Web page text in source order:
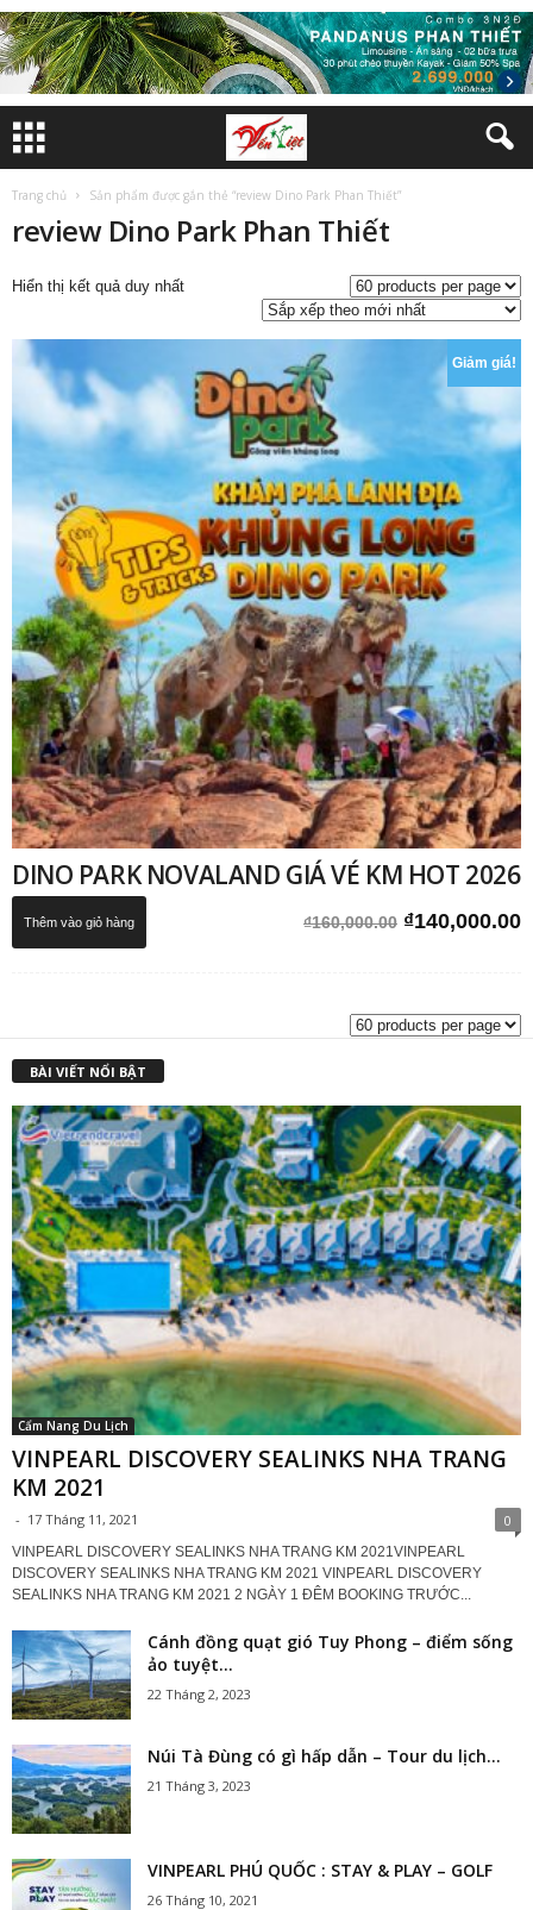
Trang chủ Sản phẩm được gắn thẻ “review Dino Park Phan Thiết”
review Dino Park Phan Thiết
Hiển thị kết quả duy nhất
Giảm giá!
DINO PARK NOVALAND GIÁ VÉ KM HOT 2026
₫160,000.00 Giá
₫140,000.00
Thêm vào giỏ hàng
BÀI VIẾT NỔI BẬT
Cẩm Nang Du Lịch
VINPEARL DISCOVERY SEALINKS NHA TRANG
KM 2021
- 17 Tháng 11, 2021 0
VINPEARL DISCOVERY SEALINKS NHA TRANG KM 2021VINPEARL
DISCOVERY SEALINKS NHA TRANG KM 2021 VINPEARL DISCOVERY
SEALINKS NHA TRANG KM 2021 2 NGÀY 1 ĐÊM BOOKING TRƯỚC...
Cánh đồng quạt gió Tuy Phong – điểm sống
ảo tuyệt...
22 Tháng 2, 2023
Núi Tà Đùng có gì hấp dẫn – Tour du lịch...
21 Tháng 3, 2023
VINPEARL PHÚ QUỐC : STAY & PLAY – GOLF
26 Tháng 10, 2021